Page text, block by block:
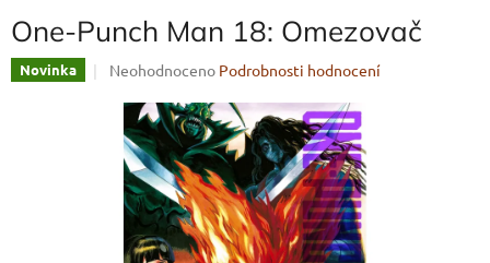
One-Punch Man 18: Omezovač
Novinka
Průměrné
produktu
0,0
hvězdiček.
Neohodnoceno Podrobnosti hodnocení